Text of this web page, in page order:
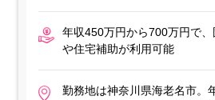
年収450万円から700万円で
や住宅補助が利用可能
勤務地は神奈川県海老名市。